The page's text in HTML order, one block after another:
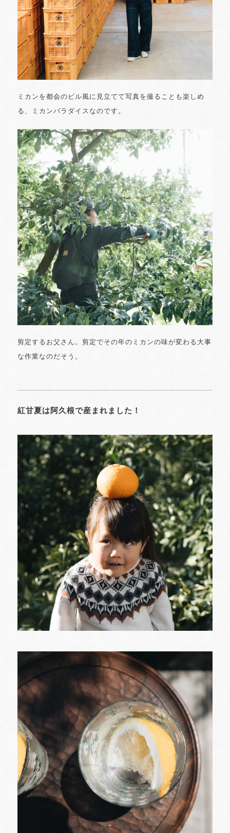
ミカンを都会のビル風に見立てて写真を撮ることも楽しめ
る、ミカンパラダイスなのです。
剪定するお父さん。剪定でその年のミカンの味が変わる大事
な作業なのだそう。
紅甘夏は阿久根で産まれました！